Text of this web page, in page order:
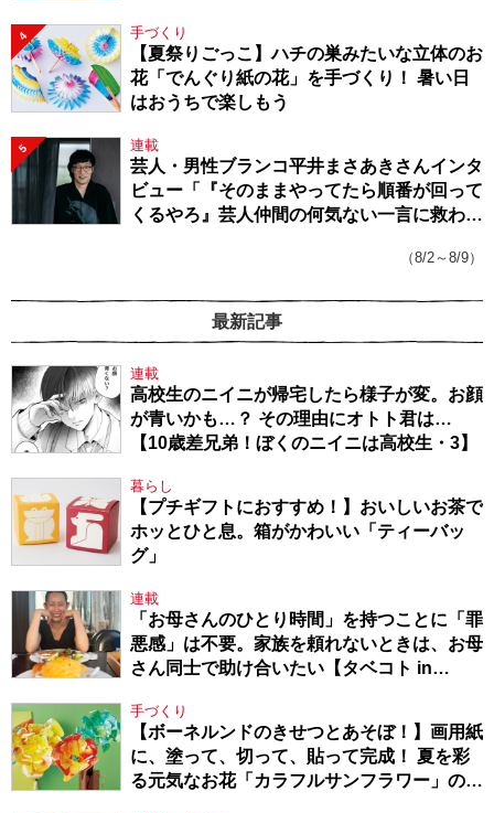
4 手づくり
【夏祭りごっこ】ハチの巣みたいな立体のお
花「でんぐり紙の花」を手づくり！ 暑い日
はおうちで楽しもう
5 連載
芸人・男性ブランコ平井まさあきさんインタ
ビュー「『そのままやってたら順番が回って
くるやろ』芸人仲間の何気ない一言に救われ
（8/2～8/9）
最新記事
連載
高校生のニイニが帰宅したら様子が変。お顔
が青いかも…？ その理由にオトト君は…
【10歳差兄弟！ぼくのニイニは高校生・3】
暮らし
【プチギフトにおすすめ！】おいしいお茶で
ホッとひと息。箱がかわいい「ティーバッ
グ」
連載
「お母さんのひとり時間」を持つことに「罪
悪感」は不要。家族を頼れないときは、お母
さん同士で助け合いたい【タベコト in
手づくり
【ボーネルンドのきせつとあそぼ！】画用紙
に、塗って、切って、貼って完成！ 夏を彩
る元気なお花「カラフルサンフラワー」の作